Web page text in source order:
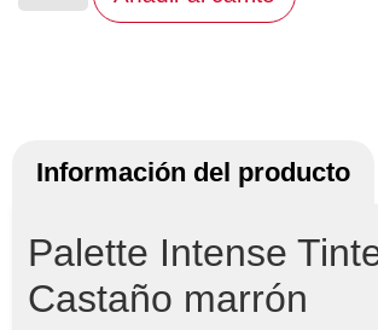
Información del producto
Palette Intense
Castaño marrón